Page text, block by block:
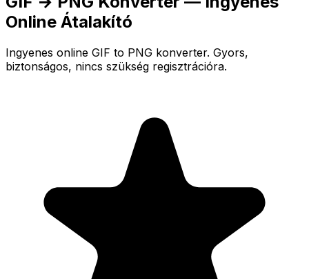
Online Átalakító
Ingyenes online GIF to PNG konverter. Gyors,
biztonságos, nincs szükség regisztrációra.